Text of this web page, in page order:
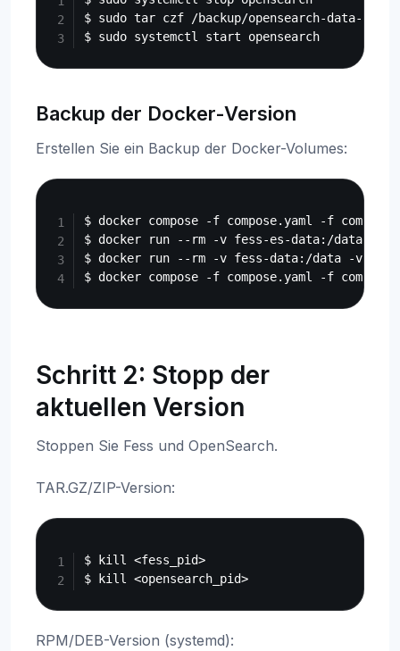
$ sudo tar czf /backup/opensearch-data-
Backup der Docker-Version
Erstellen Sie ein Backup der Docker-Volumes:
$ docker compose -f compose.yaml -f
$ docker run --rm -v fess-es-data:/data -v
$ docker run --rm -v fess-data:/data -v
Schritt 2: Stopp der
aktuellen Version
Stoppen Sie Fess und OpenSearch.
TAR.GZ/ZIP-Version:
$ kill <fess_pid>
RPM/DEB-Version (systemd):